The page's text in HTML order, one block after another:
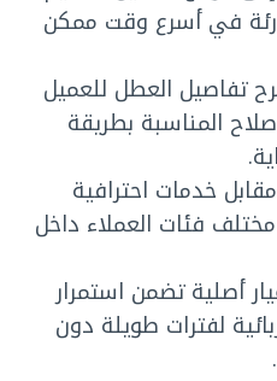
في أسرع وقت ممكن
تفاصيل العطل للعميل
المناسبة بطريقة
خدمات احترافية
فئات العملاء داخل
أصلية تضمن استمرار
لفترات طويلة دون